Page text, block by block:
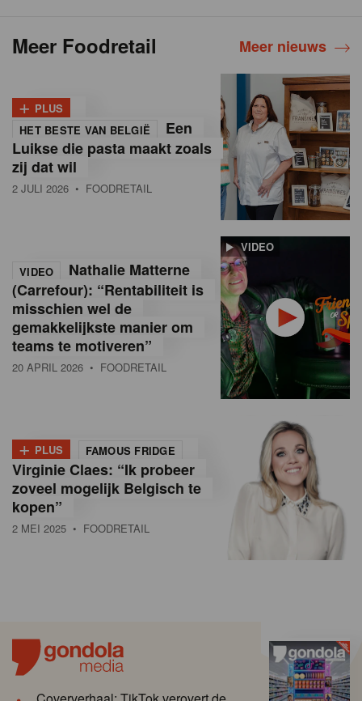
Meer Foodretail Meer nieuws
+ PLUS
HET BESTE VAN BELGIË
Een
Luikse die pasta maakt zoals
zij dat wil
2 JULI 2026 • FOODRETAIL
VIDEO
VIDEO
Nathalie Matterne
(Carrefour): “Rentabiliteit is
misschien wel de
gemakkelijkste manier om
teams te motiveren”
20 APRIL 2026 • FOODRETAIL
+ PLUS FAMOUS FRIDGE
Virginie Claes: “Ik probeer
zoveel mogelijk Belgisch te
kopen”
2 MEI 2025 • FOODRETAIL